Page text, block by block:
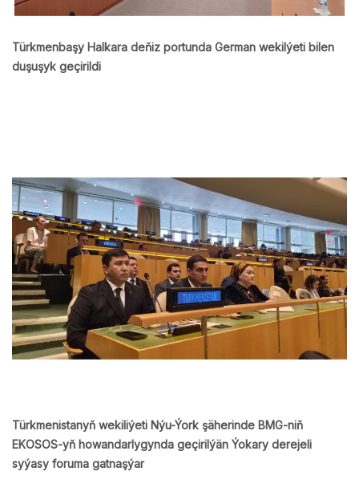
Türkmenbaşy Halkara deňiz portunda German wekilýeti bilen
duşuşyk geçirildi
Türkmenistanyň wekiliýeti Nýu-Ýork şäherinde BMG-niň
EKOSOS-yň howandarlygynda geçirilýän Ýokary derejeli
syýasy foruma gatnaşýar